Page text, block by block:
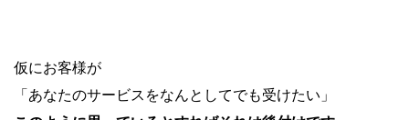
仮にお客様が
「あなたのサービスをなんとしてでも受けたい」